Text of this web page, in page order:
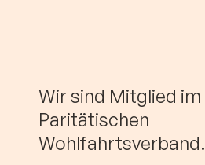
Wir sind Mitglied im
Paritätischen
Wohlfahrtsverband.